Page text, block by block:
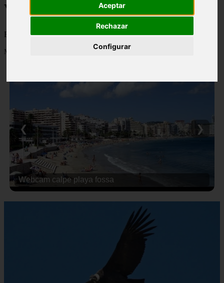
Aceptar
Rechazar
Configurar
Viajes a la Patagonia
Blog sobre la Patagonia en particular y sobre turismo en general
Mostrando 1 - 24 de 478 artículos
Webcam calpe playa fossa
❮ ❯